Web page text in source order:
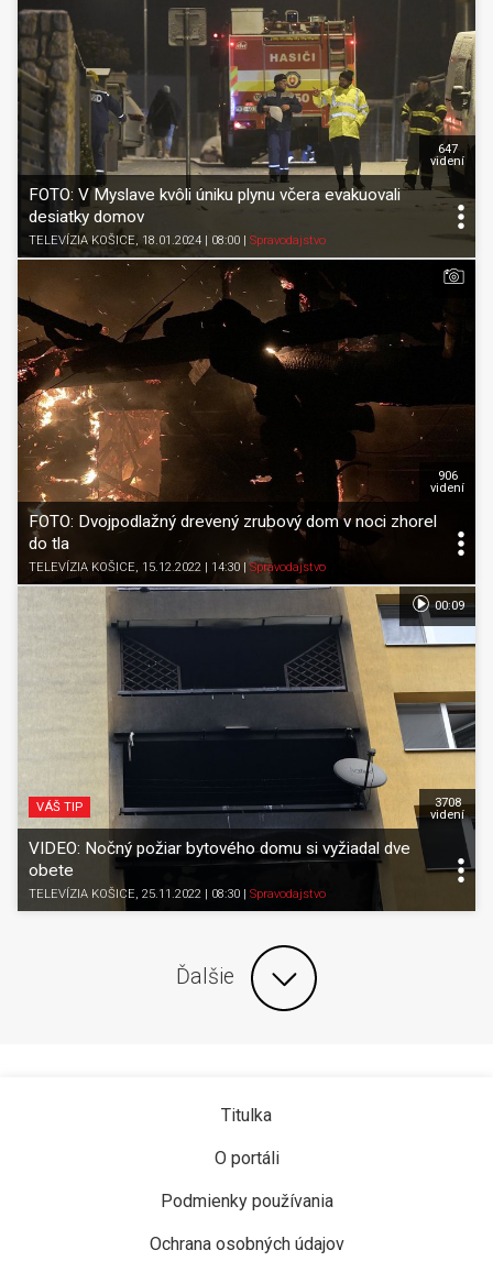
FOTO: V Myslave kvôli úniku plynu včera evakuovali
desiatky domov
TELEVÍZIA KOŠICE, 18.01.2024 | 08:00 Spravodajstvo
647
videní
FOTO: Dvojpodlažný drevený zrubový dom v noci zhorel
do tla
TELEVÍZIA KOŠICE, 15.12.2022 | 14:30 |Spravodajstvo
906
videní
VÁŠ TIP
VIDEO: Nočný požiar bytového domu si vyžiadal dve
obete
TELEVÍZIA KOŠICE, 25.11.2022 | 08:30 Spravodajstvo
3708
videní
00:09
Ďalšie
Titulka
O portáli
Podmienky používania
Ochrana osobných údajov